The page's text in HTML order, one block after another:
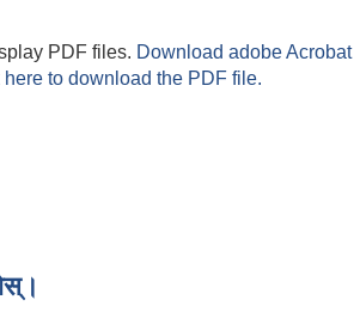
PDF files. Download adobe Acrobat
here to download the PDF file.